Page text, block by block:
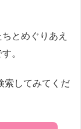
とめぐりあえ
。
索してみてくだ